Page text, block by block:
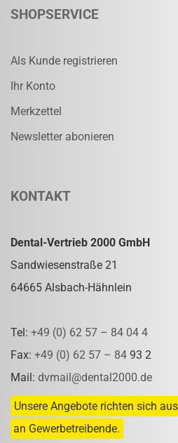
SHOPSERVICE
Als Kunde registrieren
Ihr Konto
Merkzettel
Newsletter abonieren
KONTAKT
Dental-Vertrieb 2000 GmbH
Sandwiesenstraße 21
64665 Alsbach-Hähnlein
Tel: +49 (0) 62 57 – 84 04 4
Fax: +49 (0) 62 57 – 84 93 2
Mail: dvmail@dental2000.de
Unsere Angebote richten sich
an Gewerbetreibende.